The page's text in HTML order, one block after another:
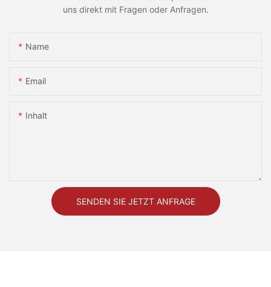
uns direkt mit Fragen oder Anfragen.
Name
Email
Inhalt
SENDEN SIE JETZT ANFRAGE